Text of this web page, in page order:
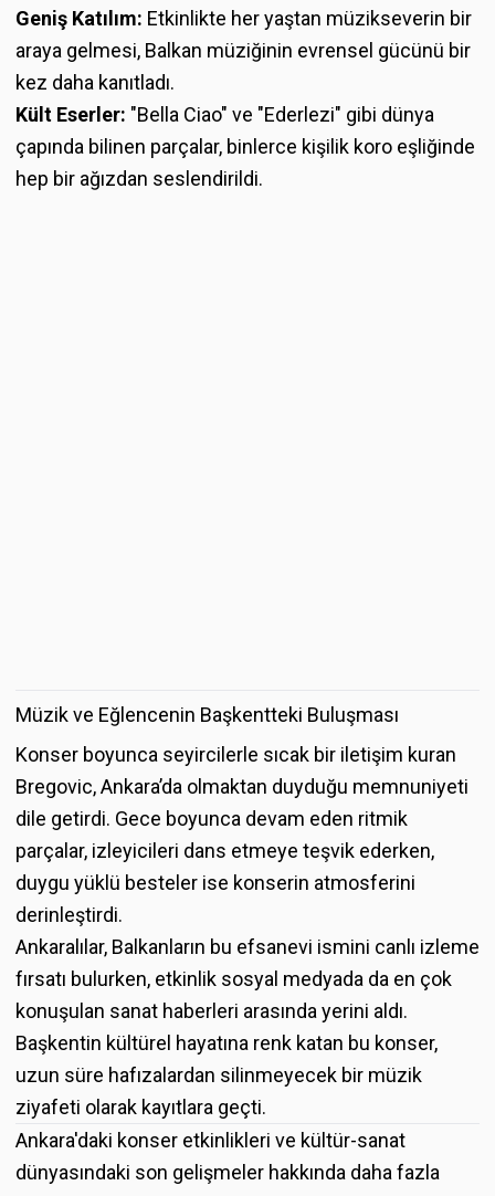
Geniş Katılım: Etkinlikte her yaştan müzikseverin bir
araya gelmesi, Balkan müziğinin evrensel gücünü bir
kez daha kanıtladı.
Kült Eserler: "Bella Ciao" ve "Ederlezi" gibi dünya
çapında bilinen parçalar, binlerce kişilik koro eşliğinde
hep bir ağızdan seslendirildi.
Müzik ve Eğlencenin Başkentteki Buluşması
Konser boyunca seyircilerle sıcak bir iletişim kuran
Bregovic, Ankara’da olmaktan duyduğu memnuniyeti
dile getirdi. Gece boyunca devam eden ritmik
parçalar, izleyicileri dans etmeye teşvik ederken,
duygu yüklü besteler ise konserin atmosferini
derinleştirdi.
Ankaralılar, Balkanların bu efsanevi ismini canlı izleme
fırsatı bulurken, etkinlik sosyal medyada da en çok
konuşulan sanat haberleri arasında yerini aldı.
Başkentin kültürel hayatına renk katan bu konser,
uzun süre hafızalardan silinmeyecek bir müzik
ziyafeti olarak kayıtlara geçti.
Ankara'daki konser etkinlikleri ve kültür-sanat
dünyasındaki son gelişmeler hakkında daha fazla